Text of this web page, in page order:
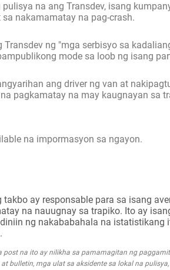
pulisya na ang Transdev, isang
nakamamatay na pag-crash.
Transdev ng "mga serbisyo sa
mode sa loob ng isang
ang driver ng van at
na pagkamatay na may kaugnayan sa
na impormasyon sa ngayon.
takbo ay responsable para sa isang
na nauugnay sa trapiko. Ito ay
ng nakababahala na
post na ito ay nilikha sa pamamagitan ng
bulletin, mga ulat sa aksidente sa lokal na